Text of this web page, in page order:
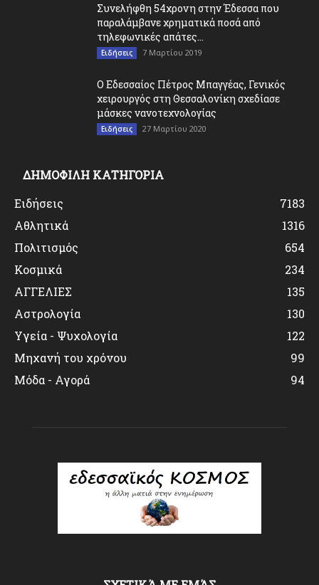
Συνελήφθη 54χρονη στην Έδεσσα που
παραλάμβανε χρηματικά ποσά από
τηλεφωνικές απάτες...
Ειδήσεις 7 Μαρτίου 2019
O Εδεσσαίος Πέτρος Μπαγγέας, Γενικός
χειρουργός στη Θεσσαλονίκη σχεδίασε
μάσκες νανοτεχνολογίας
Ειδήσεις 27 Μαρτίου 2020
ΔΗΜΟΦΙΛΗ ΚΑΤΗΓΟΡΙΑ
Ειδήσεις
7183
Αθλητικά
1316
Πολιτισμός
654
Κοσμικά
234
ΑΓΓΕΛΙΕΣ
135
Αστρολογία
130
Υγεία - Ψυχολογία
122
Μηχανή του χρόνου
99
Μόδα - Αγορά
94